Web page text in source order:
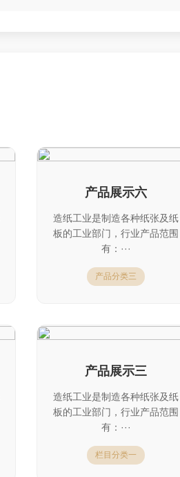
产品展示六
造纸工业是制造各种纸张及纸
板的工业部门，行业产品范围
有：···
产品分类三
产品展示三
造纸工业是制造各种纸张及纸
板的工业部门，行业产品范围
有：···
栏目分类一